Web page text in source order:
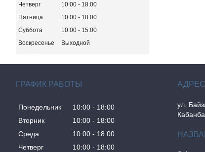
Четверг
10:00
18:00
Пятница
10:00
18:00
Суббота
10:00
15:00
Воскресенье
Выходной
ГРАФИК РАБОТЫ
Понедельник 10:00
18:00
Вторник
10:00
18:00
Среда
10:00
18:00
Четверг
10:00 18:00
ул.